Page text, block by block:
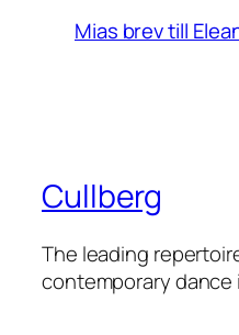
Mias brev till
Cullberg
The leading
contemporary dance